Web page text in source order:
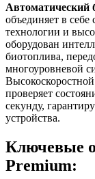
Автоматический
объединяет в
технологии и
оборудован
биотоплива,
многоуровневой
проверяет
секунду,
устройства.
Ключевые
Premium: